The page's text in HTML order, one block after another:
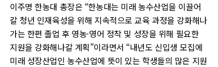
이주명 한농대 총장은 “한농대는 미래 농수산업을 이끌어
갈 청년 인재육성을 위해 지속적으로 교육 과정을 강화해나
가는 한편 졸업 후 영농·영어 정착 및 성장을 위해 필요한
지원을 강화해나갈 계획”이라면서 “내년도 신입생 모집에
미래 성장산업인 농수산업에 뜻이 있는 학생들의 많은 지원